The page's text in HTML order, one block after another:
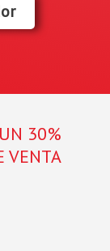
30%
VENTA